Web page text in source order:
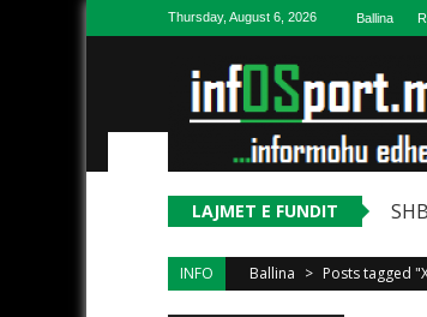
Skip to contentThursday, August 6, 2026 Ballina
LAJMET E FUNDIT
INFO Ballina > Posts tagged